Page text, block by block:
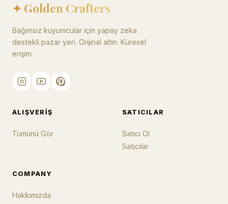
✦ Golden Crafters
Bağımsız kuyumcular için yapay zeka
destekli pazar yeri. Orijinal altın. Küresel
erişim.
ALIŞVERIŞ
Tümünü Gör
SATICILAR
Satıcı Ol
Satıcılar
COMPANY
Hakkımızda